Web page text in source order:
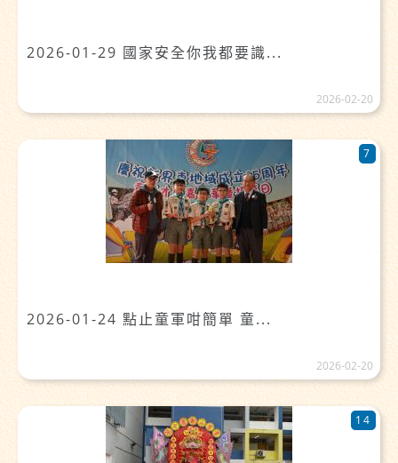
2026-01-29 國家安全你我都要識...
2026-02-20
2026-01-24 點止童軍咁簡單 童...
7
2026-02-20
14